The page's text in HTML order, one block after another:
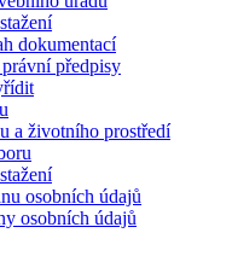
dokumentací
předpisy
a životního prostředí
osobních údajů
osobních údajů